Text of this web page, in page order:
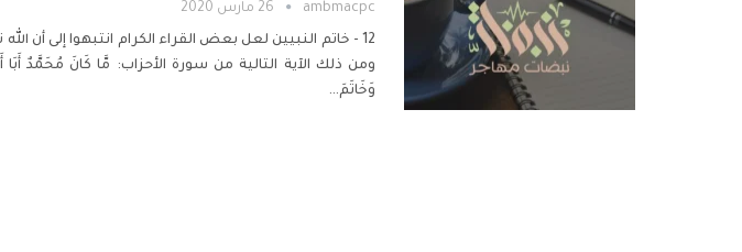
ambmacpc 26 مارس 2020
12 - خاتم النبيين
لعل بعض القراء الكرام انتبهوا إلى أن
ومن ذلك الآية التالية من سورة الأحزاب: مَّا كَانَ مُحَمَّدٌ
وَخَاتَمَ…